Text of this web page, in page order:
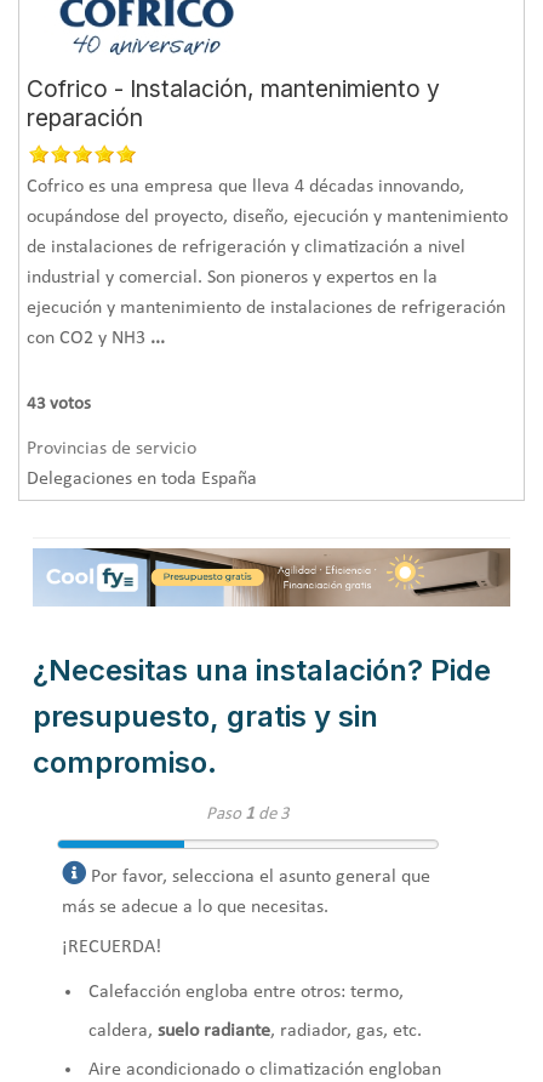
Cofrico - Instalación, mantenimiento y
reparación
Cofrico es una empresa que lleva 4 décadas innovando,
ocupándose del proyecto, diseño, ejecución y mantenimiento
de instalaciones de refrigeración y climatización a nivel
industrial y comercial. Son pioneros y expertos en la
ejecución y mantenimiento de instalaciones de refrigeración
con CO2 y NH3 ...
43 votos
Provincias de servicio
Delegaciones en toda España
¿Necesitas una instalación? Pide
presupuesto, gratis y sin
compromiso.
Paso 1de 3
Por favor, selecciona el asunto general que
más se adecue a lo que necesitas.
¡RECUERDA!
Calefacción engloba entre otros: termo,
caldera, suelo radiante, radiador, gas, etc.
Aire acondicionado o climatización engloban